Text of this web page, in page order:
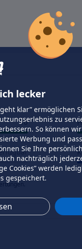
lecker
klar” ermöglichen
zu
So können
Werbung und
Sie Ihre
nachträglich
Cookies” werden
gespeichert.
10